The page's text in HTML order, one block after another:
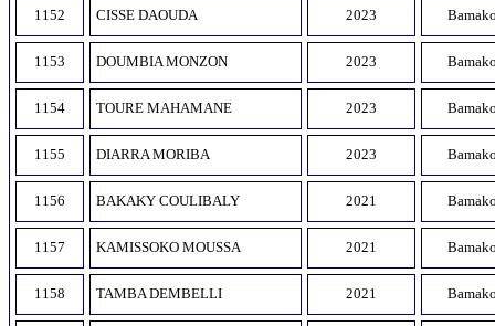
1152 CISSE DAOUDA 2023
1153 DOUMBIA MONZON 2023
1154 TOURE MAHAMANE 2023
1155 DIARRA MORIBA 2023
1156 BAKAKY COULIBALY 2021
1157 KAMISSOKO MOUSSA 2021
1158 TAMBA DEMBELLI 2021